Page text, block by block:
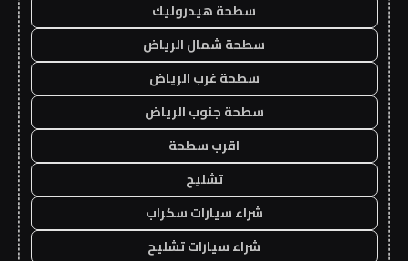
سطحة هيدروليك
سطحة شمال الرياض
سطحة غرب الرياض
سطحة جنوب الرياض
اقرب سطحة
تشليح
شراء سيارات سكراب
شراء سيارات تشليح